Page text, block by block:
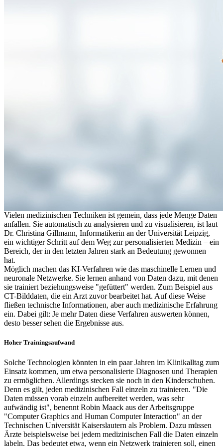
Vielen medizinischen Techniken ist gemein, dass jede Menge Daten
anfallen. Sie automatisch zu analysieren und zu visualisieren, ist laut
Dr. Christina Gillmann, Informatikerin an der Universität Leipzig,
ein wichtiger Schritt auf dem Weg zur personalisierten Medizin – ein
Bereich, der in den letzten Jahren stark an Bedeutung gewonnen
hat.
Möglich machen das KI-Verfahren wie das maschinelle Lernen und
neuronale Netzwerke. Sie lernen anhand von Daten dazu, mit denen
sie trainiert beziehungsweise "gefüttert" werden. Zum Beispiel aus
CT-Bilddaten, die ein Arzt zuvor bearbeitet hat. Auf diese Weise
fließen technische Informationen, aber auch medizinische Erfahrung
ein. Dabei gilt: Je mehr Daten diese Verfahren auswerten können,
desto besser sehen die Ergebnisse aus.
Hoher Trainingsaufwand
Solche Technologien könnten in ein paar Jahren im Klinikalltag zum
Einsatz kommen, um etwa personalisierte Diagnosen und Therapien
zu ermöglichen. Allerdings stecken sie noch in den Kinderschuhen.
Denn es gilt, jeden medizinischen Fall einzeln zu trainieren. "Die
Daten müssen vorab einzeln aufbereitet werden, was sehr
aufwändig ist", benennt Robin Maack aus der Arbeitsgruppe
"Computer Graphics and Human Computer Interaction" an der
Technischen Universität Kaiserslautern als Problem. Dazu müssen
Ärzte beispielsweise bei jedem medizinischen Fall die Daten einzeln
labeln. Das bedeutet etwa, wenn ein Netzwerk trainieren soll, einen